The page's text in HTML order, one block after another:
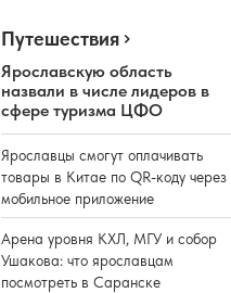
Путешествия
Ярославскую область
назвали в числе лидеров в
сфере туризма ЦФО
Ярославцы смогут оплачивать
товары в Китае по QR-коду через
мобильное приложение
Арена уровня КХЛ, МГУ и собор
Ушакова: что ярославцам
посмотреть в Саранске